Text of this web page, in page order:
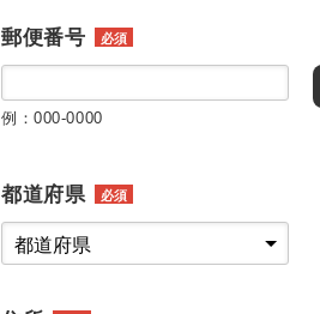
郵便番号 必須
例：000-0000
都道府県 必須